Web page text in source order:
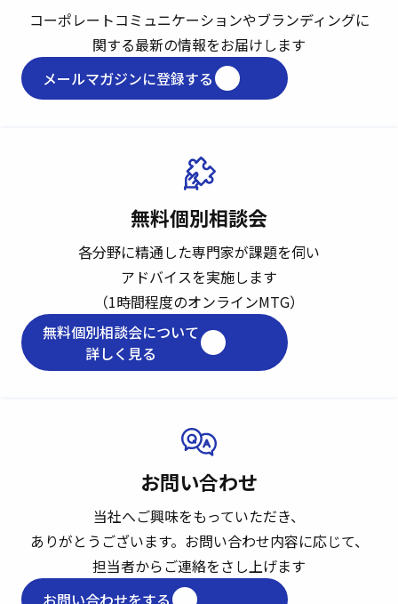
コーポレートコミュニケーションやブランディングに
関する最新の情報をお届けします
メールマガジンに登録する
無料個別相談会
各分野に精通した専門家が課題を伺い
アドバイスを実施します
（1時間程度のオンラインMTG）
無料個別相談会について
詳しく見る
お問い合わせ
当社へご興味をもっていただき、
ありがとうございます。 お問い合わせ内容に応じて、
担当者からご連絡をさし上げます
お問い合わせをする